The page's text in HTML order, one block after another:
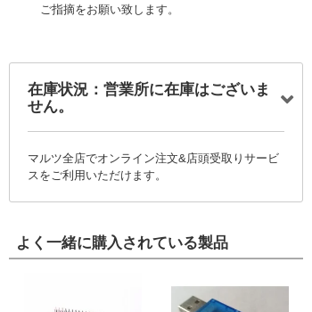
ご指摘をお願い致します。
在庫状況：営業所に在庫はございま
せん。
マルツ全店でオンライン注文&店頭受取りサービ
スをご利用いただけます。
よく一緒に購入されている製品